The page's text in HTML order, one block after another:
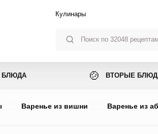
Кулинары
БЛЮДА 🍲 ВТОРЫЕ
Варенье из вишни Варенье из